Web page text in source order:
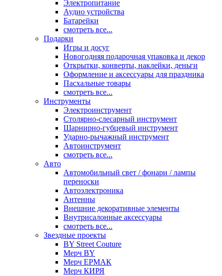
Электропитание
Аудио устройства
Батарейки
смотреть все...
Подарки
Игры и досуг
Новогодняя подарочная упаковка и декор
Открытки, конверты, наклейки, деньги
Оформление и аксессуары для праздника
Пасхальные товары
смотреть все...
Инструменты
Электроинструмент
Столярно-слесарный инструмент
Шарнирно-губцевый инструмент
Ударно-рычажный инструмент
Автоинструмент
смотреть все...
Авто
Автомобильный свет / фонари / лампы
переноски
Автоэлектроника
Антенны
Внешние декоративные элементы
Внутрисалонные аксессуары
смотреть все...
Звездные проекты
BY Street Couture
Мерч BY
Мерч ЕРМАК
Мерч КИРЯ